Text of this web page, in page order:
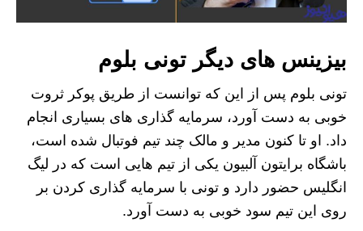
بیزینس های دیگر تونی بلوم
تونی بلوم پس از این که توانست از طریق پوکر ثروت
خوبی به دست آورد، سرمایه گذاری های بسیاری انجام
داد. او تا کنون مدیر و مالک چند تیم فوتبال شده است،
باشگاه برایتون آلبیون یکی از تیم هایی است که در لیگ
انگلیس حضور دارد و تونی با سرمایه گذاری کردن بر
روی این تیم سود خوبی به دست آورد.